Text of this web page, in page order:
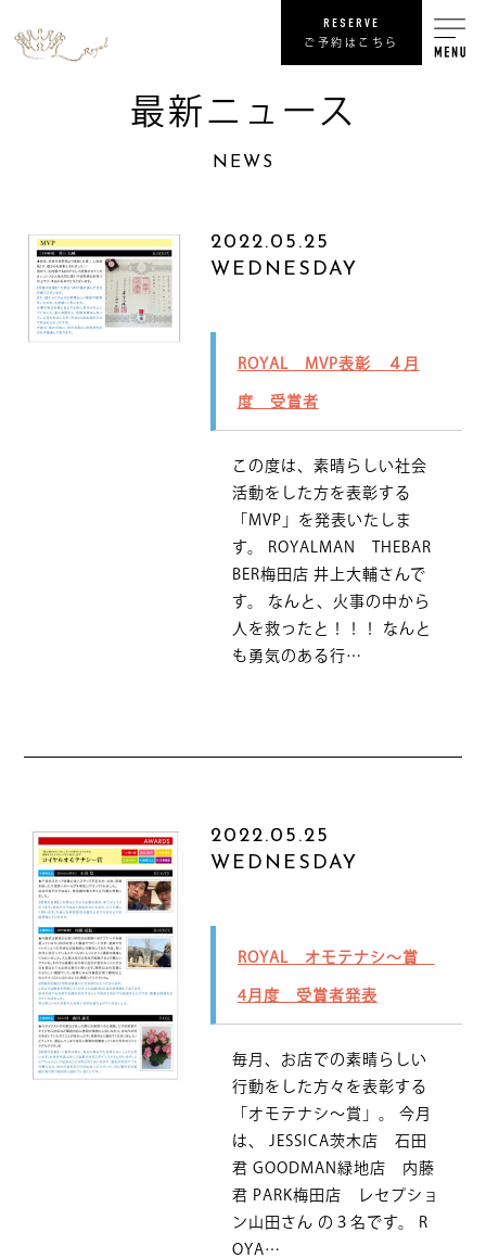
RESERVE
ご予約はこちら
RECRUIT
COMPANY
NEWS
PRIVACY POLICY
SITE MAP
最新ニュース
NEWS
2022.05.25
WEDNESDAY
ROYAL MVP表彰 ４月
度 受賞者
この度は、素晴らしい社会
活動をした方を表彰する
「MVP」を発表いたしま
す。 ROYALMAN THEBAR
BER梅田店 井上大輔さんで
す。 なんと、火事の中から
人を救ったと！！！ なんと
も勇気のある行…
2022.05.25
WEDNESDAY
ROYAL オモテナシ～賞
4月度 受賞者発表
毎月、お店での素晴らしい
行動をした方々を表彰する
「オモテナシ～賞」。 今月
は、 JESSICA茨木店 石田
君 GOODMAN緑地店 内藤
君 PARK梅田店 レセプショ
ン山田さん の３名です。 R
OYA…